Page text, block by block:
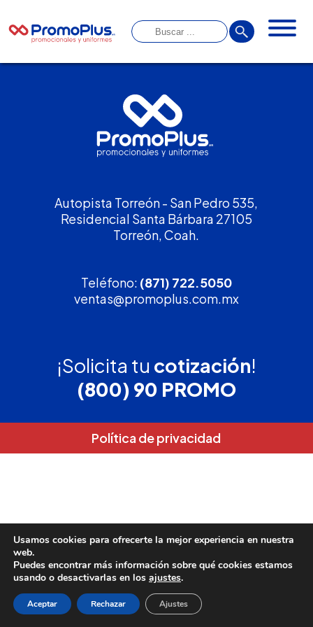
Autopista Torreón - San Pedro 535,
Residencial Santa Bárbara 27105
Torreón, Coah.
Teléfono: (871) 722.5050
ventas@promoplus.com.mx
¡Solicita tu cotización!
(800) 90 PROMO
Política de privacidad
Usamos cookies para ofrecerte la mejor experiencia en nuestra
web.
Puedes encontrar más información sobre qué cookies estamos
usando o desactivarlas en los ajustes.
Aceptar Rechazar Ajustes